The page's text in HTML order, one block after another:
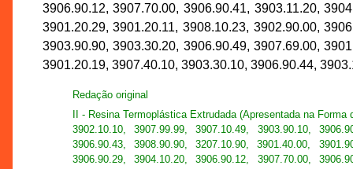
3906.90.12, 3907.70.00, 3906.90.41, 3903.11.20,
3901.20.29, 3901.20.11, 3908.10.23, 3902.90.00,
3903.90.90, 3903.30.20, 3906.90.49, 3907.69.00,
3901.20.19, 3907.40.10, 3903.30.10, 3906.90.44,
Redação original
II - Resina Termoplástica Extrudada (Apresentada na
3902.10.10, 3907.99.99, 3907.10.49, 3903.90.10,
3906.90.43, 3908.90.90, 3207.10.90, 3901.40.00,
3906.90.29, 3904.10.20, 3906.90.12, 3907.70.00,